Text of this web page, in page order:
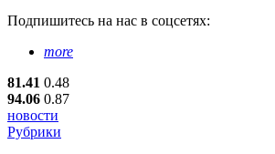
Подпишитесь на нас в соцсетях:
more
81.41 0.48
94.06 0.87
новости
Рубрики